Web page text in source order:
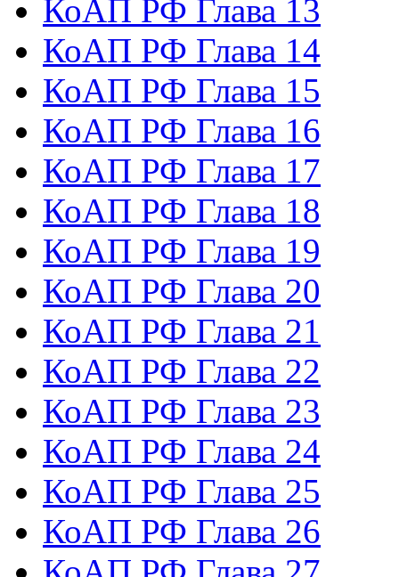
КоАП РФ Глава 13
КоАП РФ Глава 14
КоАП РФ Глава 15
КоАП РФ Глава 16
КоАП РФ Глава 17
КоАП РФ Глава 18
КоАП РФ Глава 19
КоАП РФ Глава 20
КоАП РФ Глава 21
КоАП РФ Глава 22
КоАП РФ Глава 23
КоАП РФ Глава 24
КоАП РФ Глава 25
КоАП РФ Глава 26